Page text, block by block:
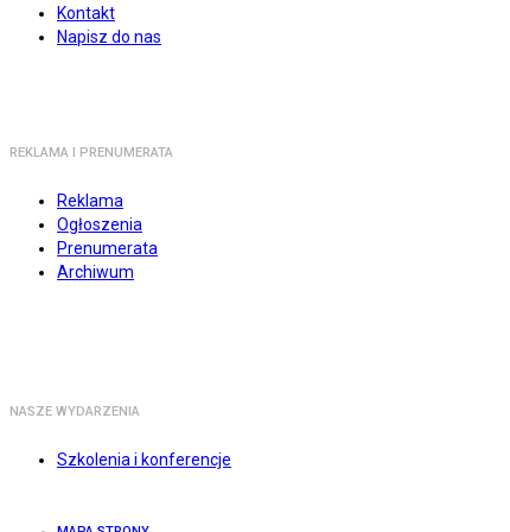
Kontakt
Napisz do nas
REKLAMA I PRENUMERATA
Reklama
Ogłoszenia
Prenumerata
Archiwum
NASZE WYDARZENIA
Szkolenia i konferencje